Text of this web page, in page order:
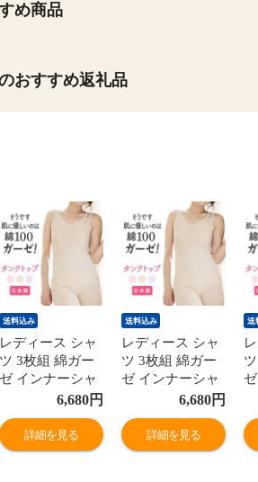
め商品
おすすめ返礼品
送料込み
レディース シャ
ツ 3枚組 綿ガー
ゼ インナーシャ
ツ タンクトップ
製 スーピマ 綿
100% 敏感肌 肌
6,680円
詳細を見る
送料込み
レディース シャ
ツ 3枚組 綿ガー
ゼ インナーシャ
ツ タンクトップ
製 スーピマ 綿
100% 敏感肌 肌
6,680円
詳細を見る
送